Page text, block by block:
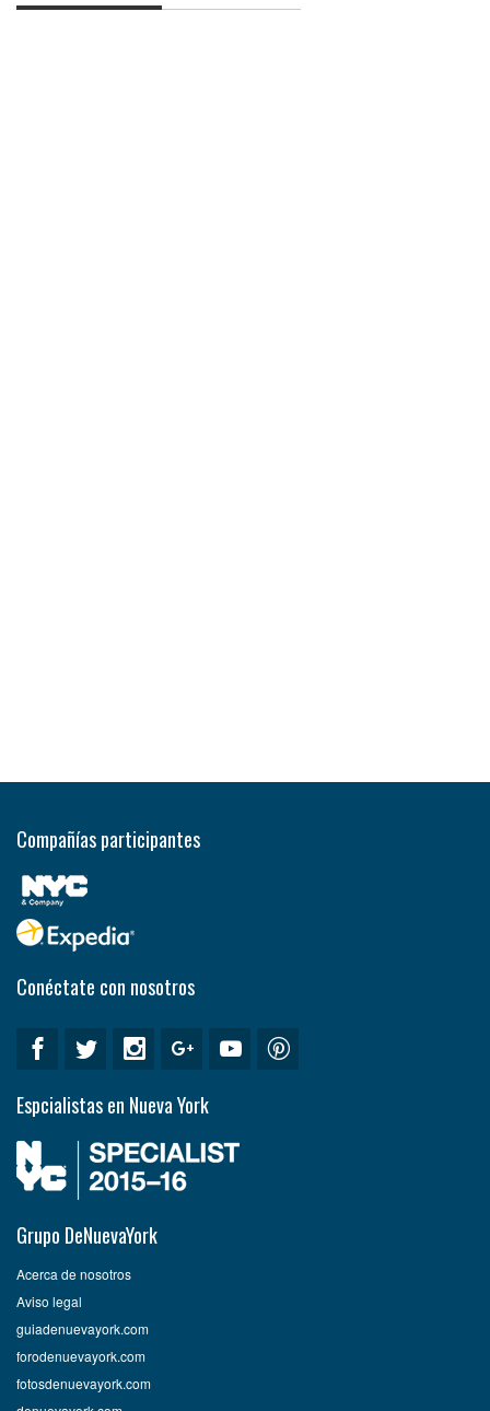
Compañías participantes
Conéctate con nosotros
Espcialistas en Nueva York
Grupo DeNuevaYork
Acerca de nosotros
Aviso legal
guiadenuevayork.com
forodenuevayork.com
fotosdenuevayork.com